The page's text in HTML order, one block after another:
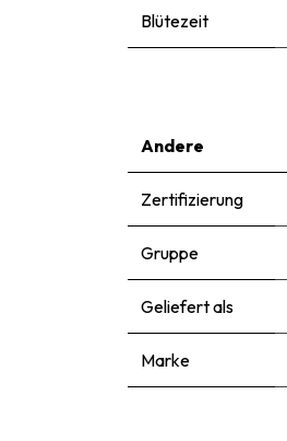
Blütezeit
Andere
Zertifizierung
Gruppe
Geliefert als
Marke